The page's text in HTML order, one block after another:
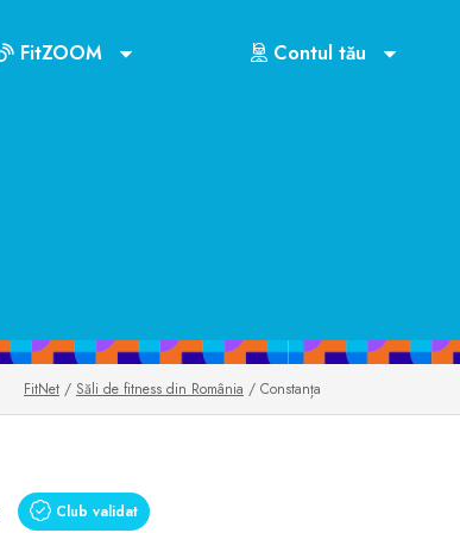
FitZOOM Contul tău
FitNet / Săli de fitness din România / Constanța
Club validat